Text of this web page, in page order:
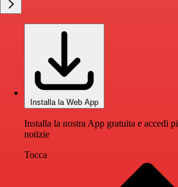
Installa la Web App
Installa la nostra App gratuita e accedi
notizie
Tocca